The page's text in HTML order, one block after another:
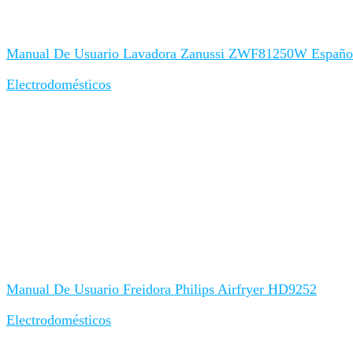
Manual De Usuario Lavadora Zanussi ZWF81250W
Electrodomésticos
Manual De Usuario Freidora Philips Airfryer HD9252
Electrodomésticos